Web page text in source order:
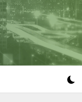
Digital
digital, legislação